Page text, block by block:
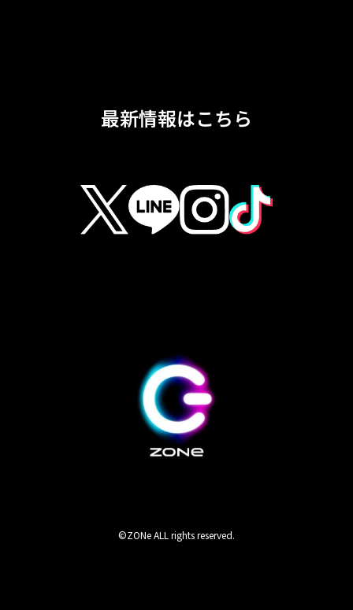
最新情報はこちら
©ZONe ALL rights reserved.